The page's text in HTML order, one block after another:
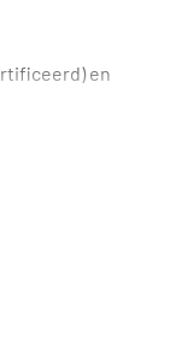
en
dan
zacht,